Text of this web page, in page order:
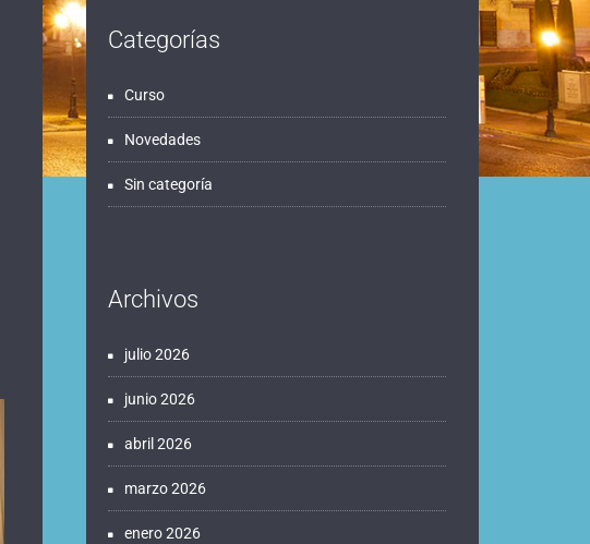
Categorías
Curso
Novedades
Sin categoría
Archivos
julio 2026
junio 2026
abril 2026
marzo 2026
enero 2026